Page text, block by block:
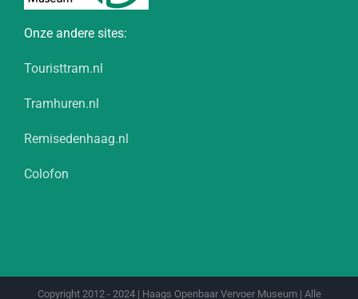
Onze andere sites:
Touristtram.nl
Tramhuren.nl
Remisedenhaag.nl
Colofon
Copyright 2012 - 2024 | Haags Openbaar Vervoer Museum | Alle